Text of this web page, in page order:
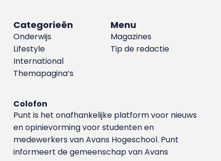
Menu
Magazines
Tip de redactie
Categorieën
Onderwijs
Lifestyle
International
Themapagina’s
Colofon
Punt is het onafhankelijke platform voor nieuws
en opinievorming voor studenten en
medewerkers van Avans Hoge­school. Punt
informeert de gemeenschap van Avans